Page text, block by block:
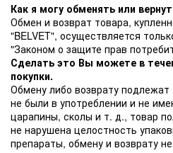
Как я могу обменять или
Обмен и возврат товара,
"BELVET", осуществляется
"Законом о защите прав
Сделать это Вы можете в
покупки.
Обмену либо возврату
не были в употреблении и не
царапины, сколы и т. д., товар
не нарушена целостность
препараты, обмену и возврату